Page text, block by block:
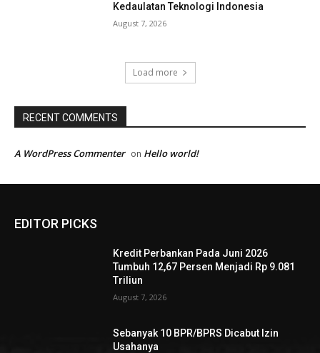
Kedaulatan Teknologi Indonesia
August 7, 2026
Load more
RECENT COMMENTS
A WordPress Commenter on Hello world!
EDITOR PICKS
Kredit Perbankan Pada Juni 2026
Tumbuh 12,67 Persen Menjadi Rp 9.081
Triliun
August 7, 2026
Sebanyak 10 BPR/BPRS Dicabut Izin
Usahanya